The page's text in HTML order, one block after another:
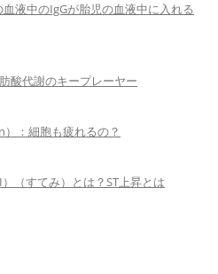
液中のIgGが胎児の血液中に入れる
酸代謝のキープレーヤー
：細胞も疲れるの？
（すてみ）とは？ST上昇とは